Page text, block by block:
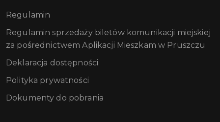
Regulamin
Regulamin sprzedaży biletów komunikacji miejskiej
za pośrednictwem Aplikacji Mieszkam w Pruszczu
Deklaracja dostępności
Polityka prywatności
Dokumenty do pobrania